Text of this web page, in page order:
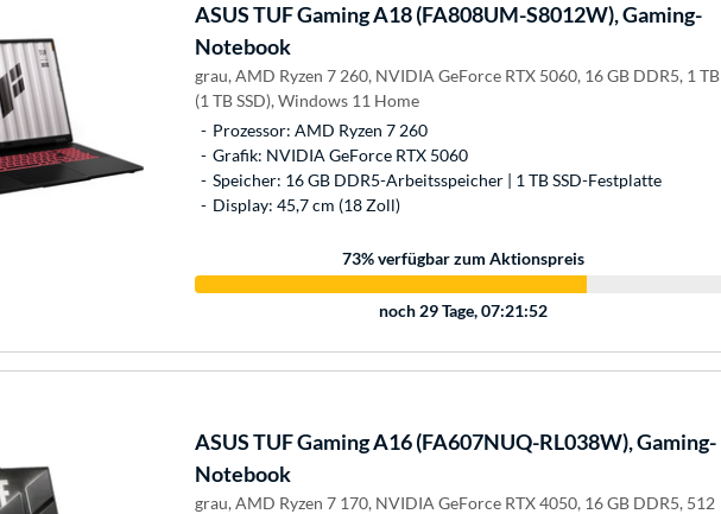
ASUSTUF Gaming A18 (FA808UM-S8012W), Gaming-
Notebook
grau, AMD Ryzen 7 260, NVIDIA GeForce RTX 5060, 16 GB DDR5, 1 TB
(1 TB SSD), Windows 11 Home
Prozessor: AMD Ryzen 7 260
Grafik: NVIDIA GeForce RTX 5060
Speicher: 16 GB DDR5-Arbeitsspeicher | 1 TB SSD-Festplatte
Display: 45,7 cm (18 Zoll)
73% verfügbar zum Aktionspreis
noch 29 Tage, 07:21:52
ASUSTUF Gaming A16 (FA607NUQ-RL038W), Gaming-
Notebook
grau, AMD Ryzen 7 170, NVIDIA GeForce RTX 4050, 16 GB DDR5, 512